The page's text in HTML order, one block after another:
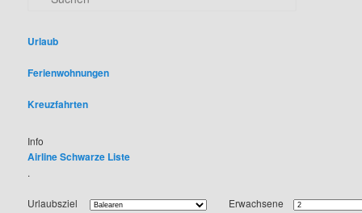
h
n
Urlaub
Ferienwohnungen
Kreuzfahrten
Info
Airline Schwarze Liste
.
Urlaubsziel
Erwachsene